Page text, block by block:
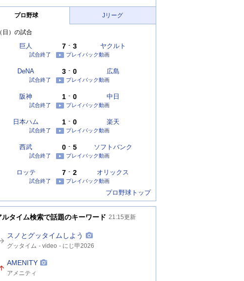
プロ野球 Jリーグ
） の試合
巨人 ヤクルト
試合終了 プレイバック動画
7 - 3
DeNA 広島
試合終了 プレイバック動画
3 - 0
阪神 中日
試合終了 プレイバック動画
1 - 0
日本ハム 楽天
試合終了 プレイバック動画
1 - 0
西武 ソフトバンク
試合終了 プレイバック動画
0 - 5
ロッテ オリックス
試合終了 プレイバック動画
7 - 2
プロ野球トップ
ルタイム検索で話題のキーワード 21:15更新
スノとグッタイムしよう
関
連
ー
ド
グッタイム video にじ甲2026
AMENITY
関
連
アメニティ